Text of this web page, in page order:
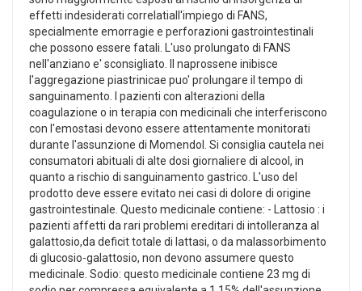
effetti indesiderati correlatiall'impiego di FANS,
specialmente emorragie e perforazioni gastrointestinali
che possono essere fatali. L'uso prolungato di FANS
nell'anziano e' sconsigliato. Il naprossene inibisce
l'aggregazione piastrinicae puo' prolungare il tempo di
sanguinamento. I pazienti con alterazioni della
coagulazione o in terapia con medicinali che interferiscono
con l'emostasi devono essere attentamente monitorati
durante l'assunzione di Momendol. Si consiglia cautela nei
consumatori abituali di alte dosi giornaliere di alcool, in
quanto a rischio di sanguinamento gastrico. L'uso del
prodotto deve essere evitato nei casi di dolore di origine
gastrointestinale. Questo medicinale contiene: - Lattosio : i
pazienti affetti da rari problemi ereditari di intolleranza al
galattosio,da deficit totale di lattasi, o da malassorbimento
di glucosio-galattosio, non devono assumere questo
medicinale. Sodio: questo medicinale contiene 23 mg di